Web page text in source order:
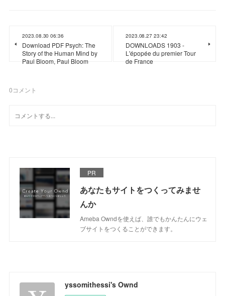
2023.08.30 06:36
Download PDF Psych: The
Story of the Human Mind by
Paul Bloom, Paul Bloom
2023.08.27 23:42
DOWNLOADS 1903 -
L'épopée du premier Tour
de France
0コメント
PR
あなたもサイトをつくってみませ
んか
Ameba Owndを使えば、誰でもかんたんにウェ
ブサイトをつくることができます。
yssomithessi's Ownd